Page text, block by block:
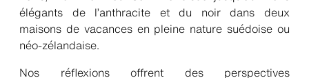
élégants de l’anthracite et du noir dans deux
maisons de vacances en pleine nature suédoise ou
néo-zélandaise.
Nos réflexions offrent des perspectives